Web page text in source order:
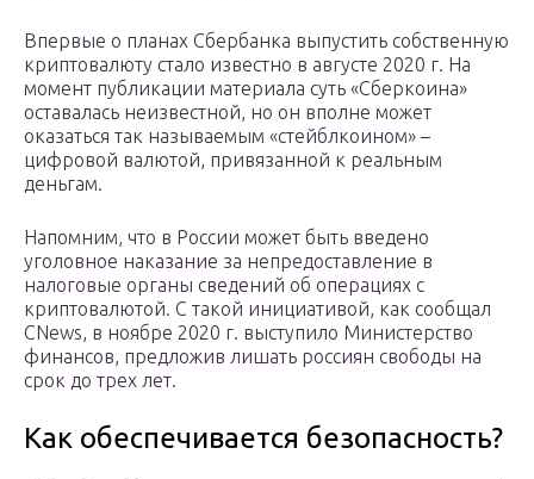
Впервые о планах Сбербанка выпустить собственную
криптовалюту стало известно в августе 2020 г. На
момент публикации материала суть «Сберкоина»
оставалась неизвестной, но он вполне может
оказаться так называемым «стейблкоином» –
цифровой валютой, привязанной к реальным
деньгам.
Напомним, что в России может быть введено
уголовное наказание за непредоставление в
налоговые органы сведений об операциях с
криптовалютой. С такой инициативой, как сообщал
CNews, в ноябре 2020 г. выступило Министерство
финансов, предложив лишать россиян свободы на
срок до трех лет.
Как обеспечивается безопасность?